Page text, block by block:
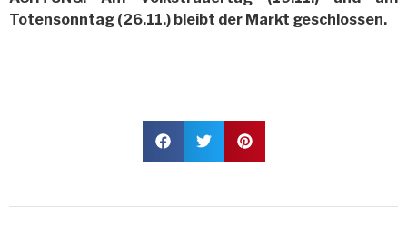
Totensonntag (26.11.) bleibt der Markt geschlossen.